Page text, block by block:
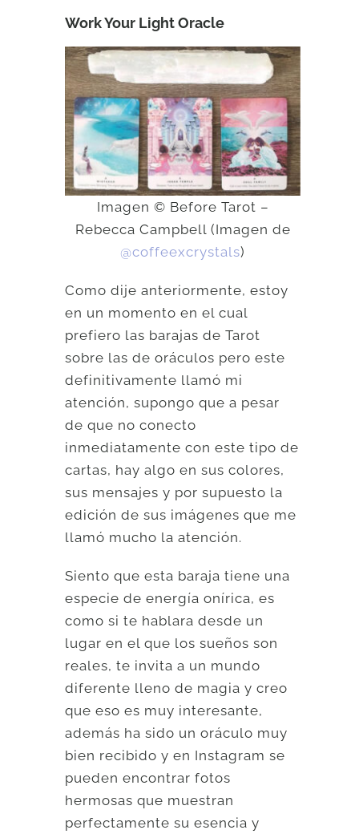
Work Your Light Oracle
Imagen © Before Tarot –
Rebecca Campbell (Imagen de
@coffeexcrystals)
Como dije anteriormente, estoy
en un momento en el cual
prefiero las barajas de Tarot
sobre las de oráculos pero este
definitivamente llamó mi
atención, supongo que a pesar
de que no conecto
inmediatamente con este tipo de
cartas, hay algo en sus colores,
sus mensajes y por supuesto la
edición de sus imágenes que me
llamó mucho la atención.
Siento que esta baraja tiene una
especie de energía onírica, es
como si te hablara desde un
lugar en el que los sueños son
reales, te invita a un mundo
diferente lleno de magia y creo
que eso es muy interesante,
además ha sido un oráculo muy
bien recibido y en Instagram se
pueden encontrar fotos
hermosas que muestran
perfectamente su esencia y